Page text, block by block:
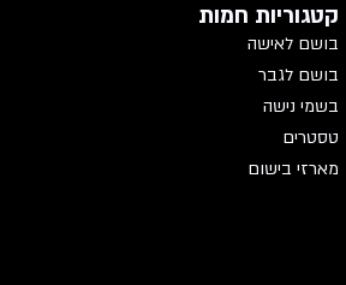
קטגוריות חמות
בושם לאישה
בושם לגבר
בשמי נישה
טסטרים
מארזי בישום